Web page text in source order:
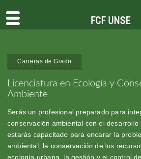
Carreras de Grado
Licenciatura en Ecología y
Ambiente
Serás un profesional preparado para
conservación ambiental con el desarrollo
estarás capacitado para encarar la
ambiental, la conservación de los
ecología urbana, la gestión y el control
FCF UNSE